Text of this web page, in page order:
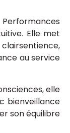
Elle met
au service
elle
bienveillance
son équilibre